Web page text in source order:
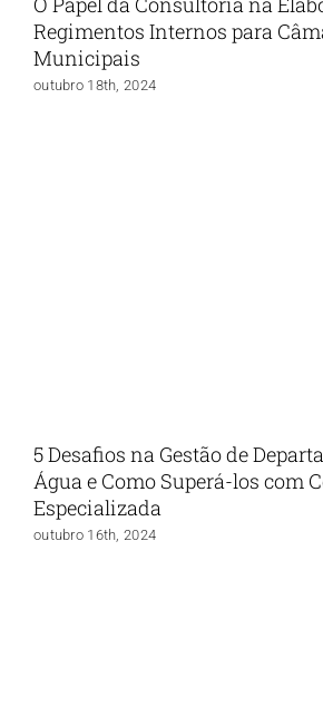
Regimentos Internos para
Municipais
outubro 18th, 2024
5 Desafios na Gestão de
Água e Como Superá-los com
Especializada
outubro 16th, 2024